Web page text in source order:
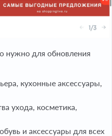
нужно для обновления
кухонные аксессуары,
ухода, косметика,
и аксессуары для всех